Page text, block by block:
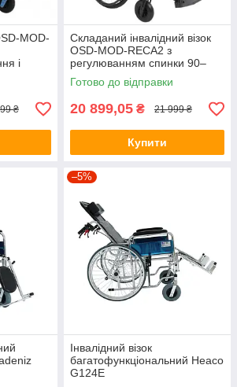
MOD-
і
₴
Складаний інвалідний візок
OSD-MOD-RECA2 з
регулюванням спинки 90–
140°, підголівником,
анатомічними підніжками
Готово до відправки
20 899,05 ₴ 21 999 ₴
Купити
–5%
Інвалідний візок
багатофункціональний Heaco
G124E